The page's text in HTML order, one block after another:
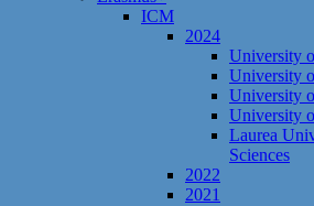
ICM
2024
University
University
University
University
Laurea
Sciences
2022
2021